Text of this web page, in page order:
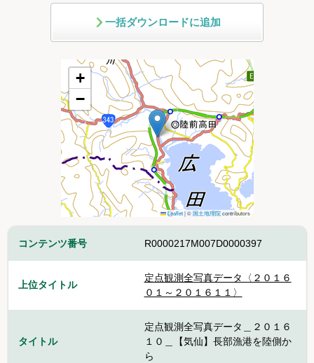
一括ダウンロードに追加
+
−
Leaflet |©国土地理院contributors
コンテンツ番号 R0000217M007D0000397
上位タイトル
定点観測全写真データ〈２０１６
０１～２０１６１１〉
タイトル
定点観測全写真データ＿２０１６
１０＿【気仙】長部漁港を陸側か
ら